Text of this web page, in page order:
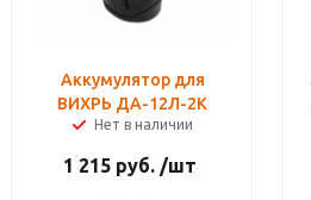
Аккумулятор для
ВИХРЬ ДА-12Л-2К
Нет в наличии
1 215 руб. /шт